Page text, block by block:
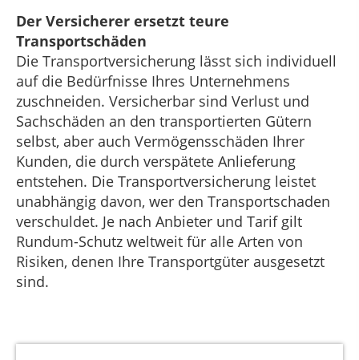
Der Versicherer ersetzt teure
Transportschäden
Die Transportversicherung lässt sich individuell
auf die Bedürfnisse Ihres Unternehmens
zuschneiden. Versicherbar sind Verlust und
Sachschäden an den transportierten Gütern
selbst, aber auch Vermögensschäden Ihrer
Kunden, die durch verspätete Anlieferung
entstehen. Die Transportversicherung leistet
unabhängig davon, wer den Transportschaden
verschuldet. Je nach Anbieter und Tarif gilt
Rundum-Schutz weltweit für alle Arten von
Risiken, denen Ihre Transportgüter ausgesetzt
sind.